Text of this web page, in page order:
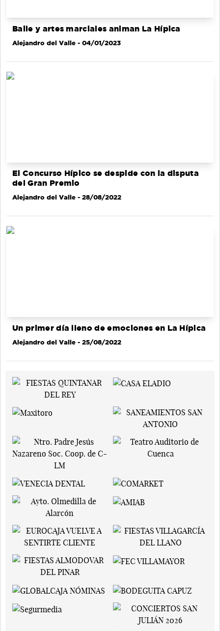
Baile y artes marciales animan La Hípica
Alejandro del Valle - 04/01/2023
El Concurso Hípico se despide con la disputa
del Gran Premio
Alejandro del Valle - 28/08/2022
Un primer día lleno de emociones en La Hípica
Alejandro del Valle - 25/08/2022